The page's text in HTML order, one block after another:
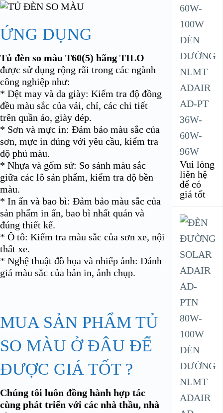
ỨNG DỤNG
Tủ đèn so màu T60(5) hãng TILO
được sử dụng rộng rãi trong các ngành
công nghiệp như:
* Dệt may và da giày: Kiểm tra độ đồng
đều màu sắc của vải, chỉ, các chi tiết
trên quần áo, giày dép.
* Sơn và mực in: Đảm bảo màu sắc của
sơn, mực in đúng với yêu cầu, kiểm tra
độ phủ màu.
* Nhựa và gốm sứ: So sánh màu sắc
giữa các lô sản phẩm, kiểm tra độ bền
màu.
* In ấn và bao bì: Đảm bảo màu sắc của
sản phẩm in ấn, bao bì nhất quán và
đúng thiết kế.
* Ô tô: Kiểm tra màu sắc của sơn xe, nội
thất xe.
* Nghệ thuật đồ họa và nhiếp ảnh: Đánh
giá màu sắc của bản in, ảnh chụp.
MUA SẢN PHẨM TỦ
SO MÀU Ở ĐÂU ĐỂ
ĐƯỢC GIÁ TỐT ?
Chúng tôi luôn đồng hành hợp tác
cùng phát triển với các nhà thầu, nhà
ĐÈN
ĐƯỜNG
NLMT
ADAIR
AD-PT
36W-
60W-
96W
Vui lòng
liên hệ
để có
giá tốt
ĐÈN
ĐƯỜNG
NLMT
ADAIR